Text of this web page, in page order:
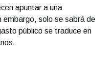
apuntar a una
embargo, solo se sabrá de
público se traduce en